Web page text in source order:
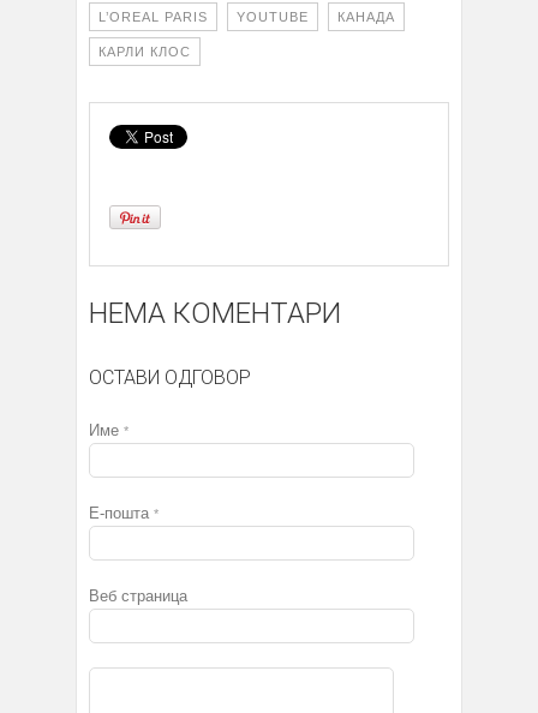
L’OREAL PARIS YOUTUBE КАНАДА
КАРЛИ КЛОС
НЕМА КОМЕНТАРИ
ОСТАВИ ОДГОВОР
Име *
Е-пошта *
Веб страница